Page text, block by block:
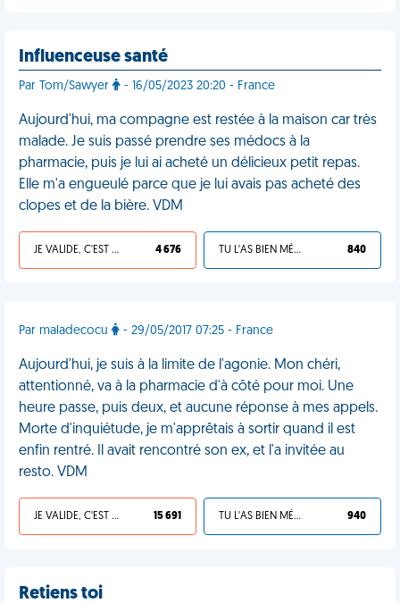
Influenceuse santé
Par Tom/Sawyer - 16/05/2023 20:20 - France
Aujourd'hui, ma compagne est restée à la maison car très
malade. Je suis passé prendre ses médocs à la
pharmacie, puis je lui ai acheté un délicieux petit repas.
Elle m'a engueulé parce que je lui avais pas acheté des
clopes et de la bière. VDM
JE VALIDE, C'EST UNE VDM 4 676 TU L'AS BIEN MÉRITÉ 840
Par maladecocu - 29/05/2017 07:25 - France
Aujourd'hui, je suis à la limite de l'agonie. Mon chéri,
attentionné, va à la pharmacie d'à côté pour moi. Une
heure passe, puis deux, et aucune réponse à mes appels.
Morte d'inquiétude, je m'apprêtais à sortir quand il est
enfin rentré. Il avait rencontré son ex, et l'a invitée au
resto. VDM
JE VALIDE, C'EST UNE VDM 15 691 TU L'AS BIEN MÉRITÉ 940
Retiens toi